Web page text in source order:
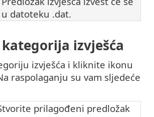
u datoteku .dat.
izvješća
izvješća i kliknite ikonu
raspolaganju su vam sljedeće
prilagođeni predložak